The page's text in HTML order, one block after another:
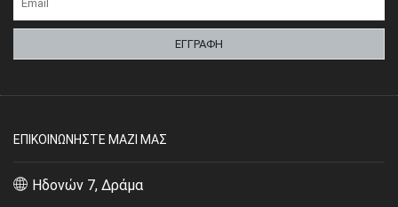
ΕΠΙΚΟΙΝΩΝΗΣΤΕ ΜΑΖΙ ΜΑΣ
Ηδονών 7, Δράμα